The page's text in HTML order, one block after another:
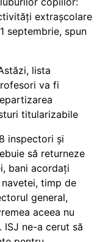
extrașcolare
septembrie, spun
lista
va fi
titularizabile
inspectori și
să returneze
bani acordați
timp de
general,
aceea nu
ISJ ne-a cerut să